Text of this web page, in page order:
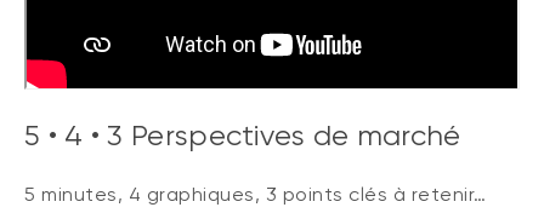
5 • 4 • 3 Perspectives de marché
5 minutes, 4 graphiques, 3 points clés à retenir…